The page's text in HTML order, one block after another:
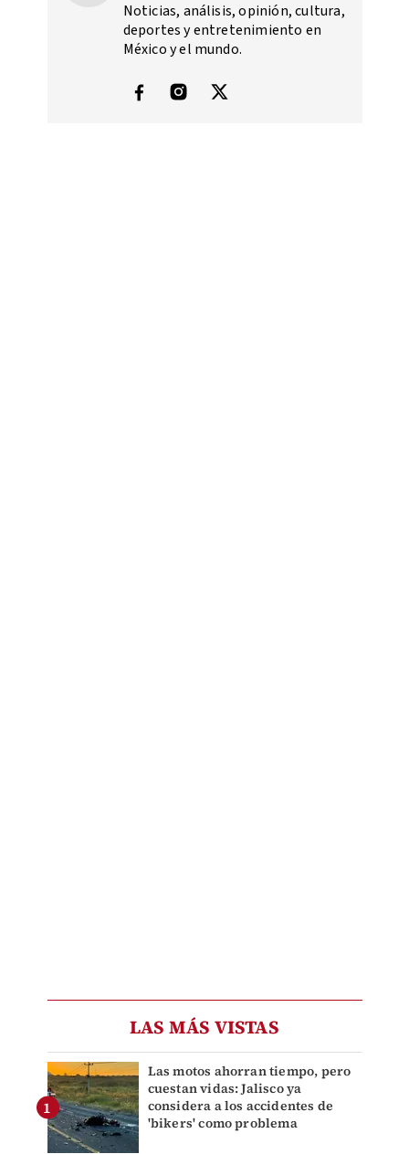
Noticias, análisis, opinión, cultura,
deportes y entretenimiento en
México y el mundo.
LAS MÁS VISTAS
Las motos ahorran tiempo, pero
cuestan vidas: Jalisco ya
considera a los accidentes de
'bikers' como problema